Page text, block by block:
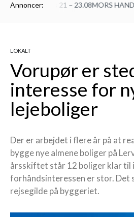
Annoncer:
på Mors 21 – 23.08MORS
LOKALT
Vorupør er
interesse for
lejeboliger
Der er arbejdet i flere år på at
bygge nye almene boliger på
årsskiftet står 12 boliger klar til
forhåndsinteressen er stor. Det
rejsegilde på byggeriet.